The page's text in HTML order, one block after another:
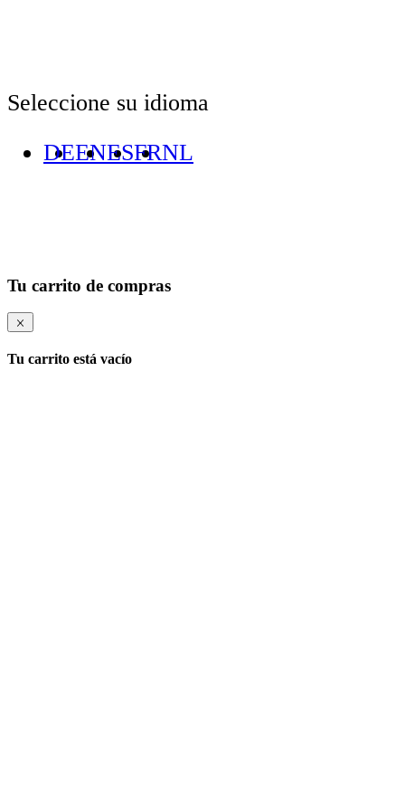
Seleccione su idioma
DEENESFRNL
Tu carrito de compras
Tu carrito está vacío